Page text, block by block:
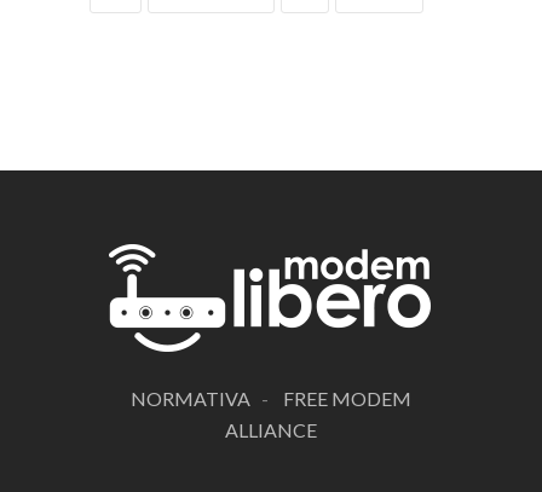
NORMATIVA - FREE MODEM
ALLIANCE